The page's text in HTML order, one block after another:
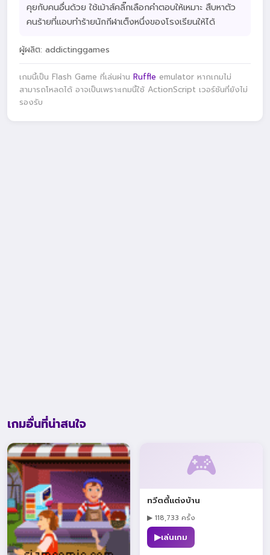
คุยกับคนอื่นด้วย ใช้เม้าส์คลิ๊กเลือกคำตอบให้เหมาะ สืบหาตัว
คนร้ายที่แอบทำร้ายนักกีฬาเต็งหนึ่งของโรงเรียนให้ได้
ผู้ผลิต: addictinggames
เกมนี้เป็น Flash Game ที่เล่นผ่าน Ruffle emulator หากเกมไม่
สามารถโหลดได้ อาจเป็นเพราะเกมนี้ใช้ ActionScript เวอร์ชันที่ยังไม่
รองรับ
เกมอื่นที่น่าสนใจ
🎮
ทวีตตี้แต่งบ้าน
▶ 118,733 ครั้ง
▶เล่นเกม